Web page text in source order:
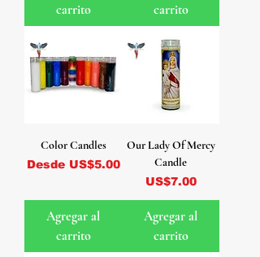
carrito
carrito
Color Candles
Desde US$5.00
Precio de oferta
Agregar al
carrito
Our Lady Of Mercy
Candle
Precio
US$7.00
Agregar al
carrito